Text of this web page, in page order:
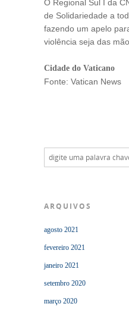
O Regional Sul I da
de Solidariedade a
fazendo um apelo
violência seja das
Cidade do Vaticano
Fonte: Vatican News
ARQUIVOS
agosto 2021
fevereiro 2021
janeiro 2021
setembro 2020
março 2020